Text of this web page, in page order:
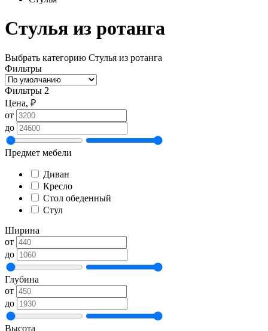
Стулья из ротанга
Выбрать категорию Стулья из ротанга
Фильтры
Фильтры 2
Цена, ₽
от
до
Предмет мебели
Диван
Кресло
Стол обеденный
Стул
Ширина
от
до
Глубина
от
до
Высота